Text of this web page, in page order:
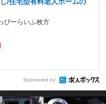
ぴーらいふ枚方
Sponsored by